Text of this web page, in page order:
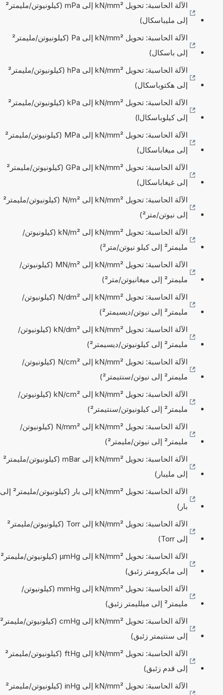
الآلة الحاسبة: تحويل kN/mm² إلى mPa (كيلونيوتن/مليمتر²
إلى مليباسكال)
الآلة الحاسبة: تحويل kN/mm² إلى Pa (كيلونيوتن/مليمتر²
إلى باسكال)
الآلة الحاسبة: تحويل kN/mm² إلى hPa (كيلونيوتن/مليمتر²
إلى هكتوباسكال)
الآلة الحاسبة: تحويل kN/mm² إلى kPa (كيلونيوتن/مليمتر²
إلى كيلوباسكالl)
الآلة الحاسبة: تحويل kN/mm² إلى MPa (كيلونيوتن/مليمتر²
إلى ميغاباسكال)
الآلة الحاسبة: تحويل kN/mm² إلى GPa (كيلونيوتن/مليمتر²
إلى غيغاباسكال)
الآلة الحاسبة: تحويل kN/mm² إلى N/m² (كيلونيوتن/مليمتر²
إلى نيوتن/متر²)
الآلة الحاسبة: تحويل kN/mm² إلى kN/m² (كيلونيوتن/
مليمتر² إلى كيلو نيوتن/متر²)
الآلة الحاسبة: تحويل kN/mm² إلى MN/m² (كيلونيوتن/
مليمتر² إلى ميغانيوتن/متر²)
الآلة الحاسبة: تحويل kN/mm² إلى N/dm² (كيلونيوتن/
مليمتر² إلى نيوتن/ديسيمتر²)
الآلة الحاسبة: تحويل kN/mm² إلى kN/dm² (كيلونيوتن/
مليمتر² إلى كيلونيوتن/ديسيمتر²)
الآلة الحاسبة: تحويل kN/mm² إلى N/cm² (كيلونيوتن/
مليمتر² إلى نيوتن/سنتيمتر²)
الآلة الحاسبة: تحويل kN/mm² إلى kN/cm² (كيلونيوتن/
مليمتر² إلى كيلونيوتن/سنتيمتر²)
الآلة الحاسبة: تحويل kN/mm² إلى N/mm² (كيلونيوتن/
مليمتر² إلى نيوتن/مليمتر²)
الآلة الحاسبة: تحويل kN/mm² إلى mBar (كيلونيوتن/مليمتر²
إلى مليبار)
الآلة الحاسبة: تحويل kN/mm² إلى بار (كيلونيوتن/مليمتر² إلى
بار)
الآلة الحاسبة: تحويل kN/mm² إلى Torr (كيلونيوتن/مليمتر²
إلى Torr)
الآلة الحاسبة: تحويل kN/mm² إلى µmHg (كيلونيوتن/مليمتر²
إلى مايكرومتر زئبق)
الآلة الحاسبة: تحويل kN/mm² إلى mmHg (كيلونيوتن/
مليمتر² إلى ميلليمتر زئبق)
الآلة الحاسبة: تحويل kN/mm² إلى cmHg (كيلونيوتن/مليمتر²
إلى سنتيمتر زئبق)
الآلة الحاسبة: تحويل kN/mm² إلى ftHg (كيلونيوتن/مليمتر²
إلى قدم زئبق)
الآلة الحاسبة: تحويل kN/mm² إلى inHg (كيلونيوتن/مليمتر²